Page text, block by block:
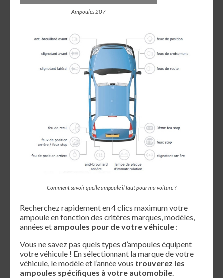
Ampoules 207
Comment savoir quelle ampoule il faut pour ma voiture ?
Recherchez rapidement en 4 clics maximum votre
ampoule en fonction des critères marques, modèles,
années et ampoules pour de votre véhicule :
Vous ne savez pas quels types d’ampoules équipent
votre véhicule ! En sélectionnant la marque de votre
véhicule, le modèle et l’année vous trouverez les
ampoules spécifiques à votre automobile.